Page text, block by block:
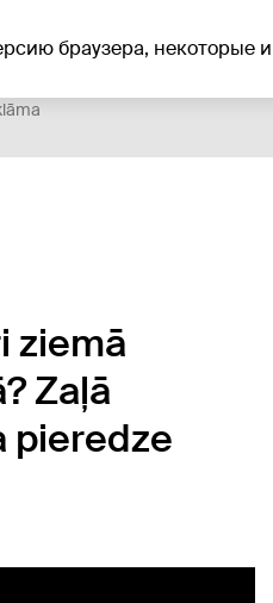
браузера,
ziemā
Zaļā
pieredze